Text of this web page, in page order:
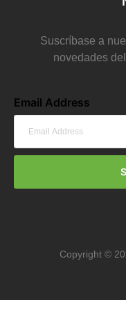
Suscríbase a
novedades
Email Address
Copyright ©